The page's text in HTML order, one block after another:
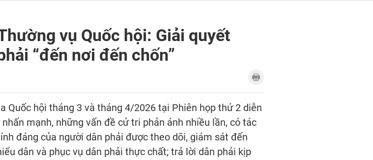
vụ Quốc hội: Giải quyết
“đến nơi đến chốn”
Quốc hội tháng 3 và tháng 4/2026 tại Phiên họp thứ 2 diễn
mạnh, những vấn đề cử tri phản ánh nhiều lần, có tác
đáng của người dân phải được theo dõi, giám sát đến
dân và phục vụ dân phải thực chất; trả lời dân phải kịp